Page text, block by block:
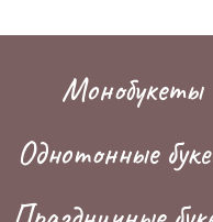
Монобукеты
Однотонные